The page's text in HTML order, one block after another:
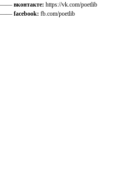
—— вконтакте: https://vk.com/poetlib
—— facebook: fb.com/poetlib